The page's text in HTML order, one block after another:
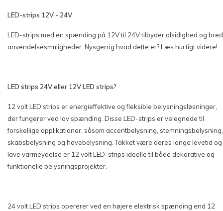
LED-strips 12V - 24V
LED-strips med en spænding på 12V til 24V tilbyder alsidighed og
anvendelsesmuligheder. Nysgerrig hvad dette er? Læs hurtigt videre!
LED strips 24V eller 12V LED strips?
12 volt LED strips er energieffektive og fleksible belysningsløsninger,
der fungerer ved lav spænding. Disse LED-strips er velegnede til
forskellige applikationer, såsom accentbelysning, stemningsbelysning,
skabsbelysning og havebelysning. Takket være deres lange levetid og
lave varmeydelse er 12 volt LED-strips ideelle til både dekorative og
funktionelle belysningsprojekter.
24 volt LED strips opererer ved en højere elektrisk spænding end 12